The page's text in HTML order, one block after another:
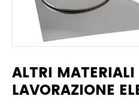
ALTRI
LAVORAZIONE